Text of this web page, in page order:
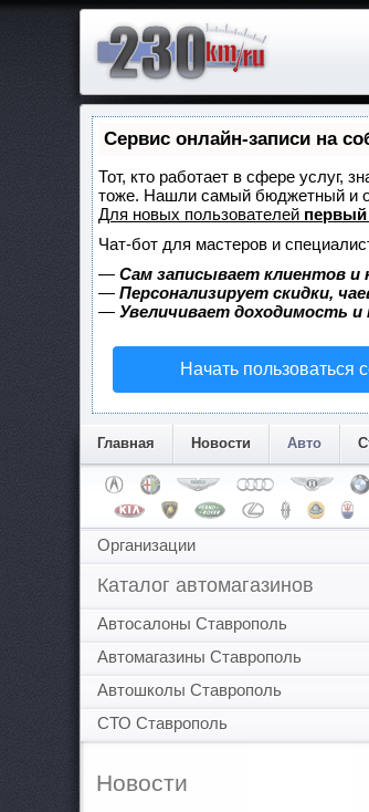
Сервис онлайн-записи на
Тот, кто работает в сфере услуг,
тоже. Нашли самый бюджетный и
Для новых пользователей первый
Чат-бот для мастеров и
— Сам записывает клиентов и
— Персонализирует скидки,
— Увеличивает доходимость
Начать пользоваться
Главная Новости Авто
Организации
Каталог автомагазинов
Автосалоны Ставрополь
Автомагазины Ставрополь
Автошколы Ставрополь
СТО Ставрополь
Новости